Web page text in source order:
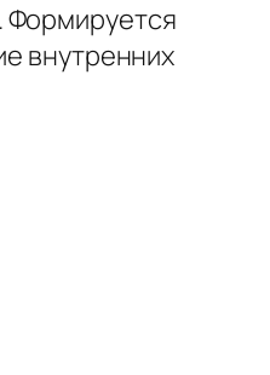
Формируется
внутренних